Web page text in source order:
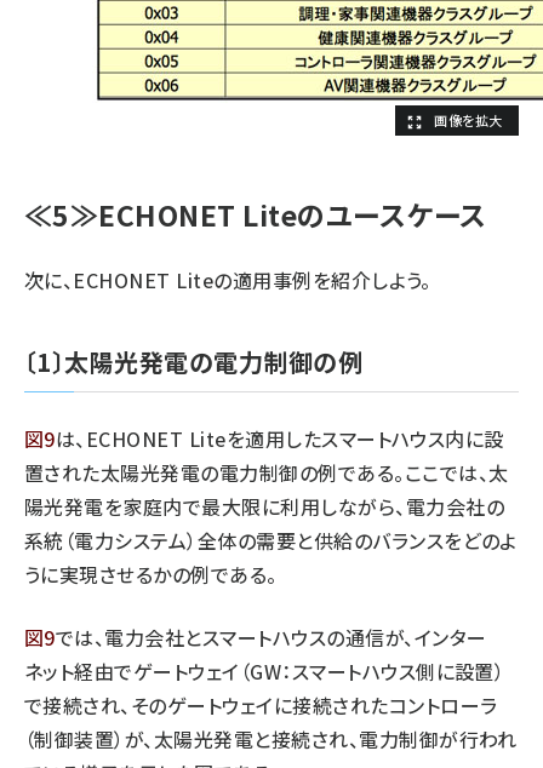
≪5≫ECHONET Liteのユースケース
次に、ECHONET Liteの適用事例を紹介しよう。
〔1〕太陽光発電の電力制御の例
図9は、ECHONET Liteを適用したスマートハウス内に設
置された太陽光発電の電力制御の例である。ここでは、太
陽光発電を家庭内で最大限に利用しながら、電力会社の
系統（電力システム）全体の需要と供給のバランスをどのよ
うに実現させるかの例である。
図9では、電力会社とスマートハウスの通信が、インター
ネット経由でゲートウェイ（GW：スマートハウス側に設置）
で接続され、そのゲートウェイに接続されたコントローラ
（制御装置）が、太陽光発電と接続され、電力制御が行われ